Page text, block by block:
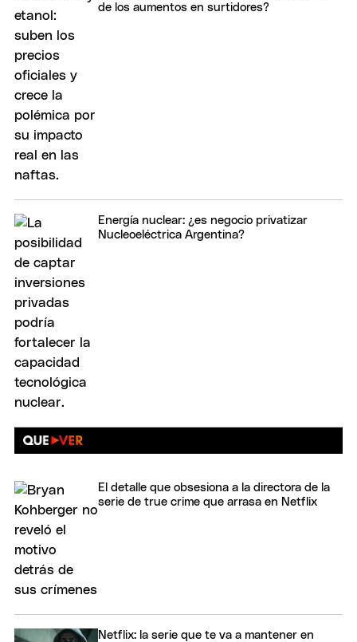
de los aumentos en surtidores?
Energía nuclear: ¿es negocio privatizar
Nucleoeléctrica Argentina?
El detalle que obsesiona a la directora de la
serie de true crime que arrasa en Netflix
Netflix: la serie que te va a mantener en